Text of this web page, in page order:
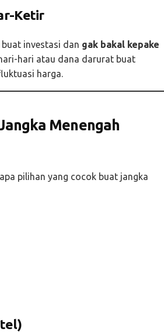
Ketir
investasi dan gak bakal kepake
hari atau dana darurat buat
harga.
Menengah
pilihan yang cocok buat jangka